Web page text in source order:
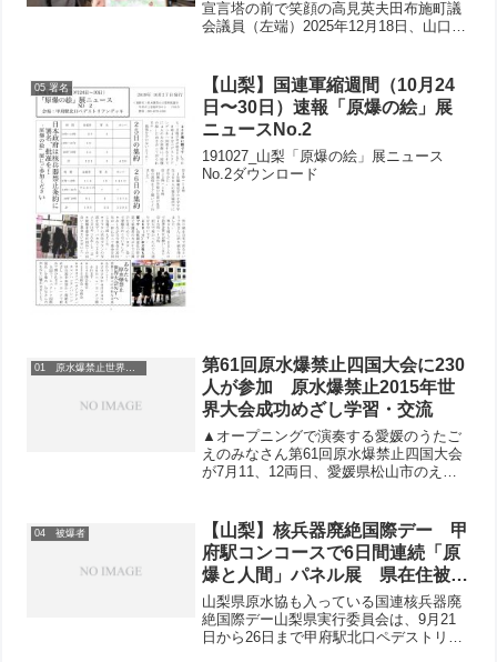
宣言塔の前で笑顔の高見英夫田布施町議
会議員（左端）2025年12月18日、山口県
会一致で可決されました。高見英夫田布
施町議会議員にと...
05 署名
【山梨】国連軍縮週間（10月24
日〜30日）速報「原爆の絵」展
ニュースNo.2
191027_山梨「原爆の絵」展ニュース
No.2ダウンロード
01 原水爆禁止世界大会
第61回原水爆禁止四国大会に230
人が参加 原水爆禁止2015年世
界大会成功めざし学習・交流
▲オープニングで演奏する愛媛のうたご
えのみなさん第61回原水爆禁止四国大会
が7月11、12両日、愛媛県松山市のえひ
爆禁止世界大会よりも歴史のある同大会
は、原水爆禁止...
04 被爆者
【山梨】核兵器廃絶国際デー 甲
府駅コンコースで6日間連続「原
爆と人間」パネル展 県在住被爆
者のメッセージを配布
山梨県原水協も入っている国連核兵器廃
絶国際デー山梨県実行委員会は、9月21
日から26日まで甲府駅北口ペデストリア